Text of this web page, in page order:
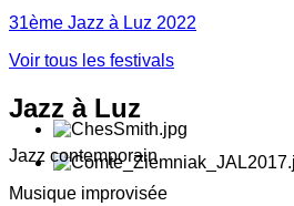
31ème Jazz à Luz 2022
Voir tous les festivals
Jazz à Luz
Jazz contemporain
Musique improvisée